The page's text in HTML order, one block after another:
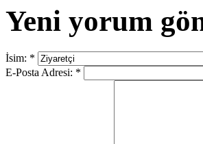
Yeni yorum
İsim: *
E-Posta Adresi: *